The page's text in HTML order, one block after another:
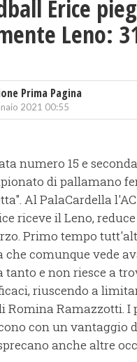
Erice
Leno:
Prima Pagina
2021 00:55
numero 15 e
di pallamano
Al PalaCardella
riceve il Leno,
Primo tempo
che comunque vede
tanto e non riesce a
riuscendo a
Romina Ramazzotti.
con un vantaggio
anche altre